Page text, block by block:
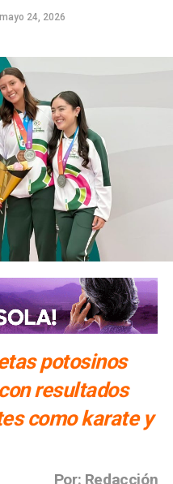
mayo 24, 2026
potosinos
resultados
como karate y
Por: Redacción